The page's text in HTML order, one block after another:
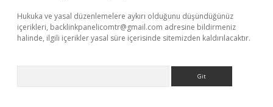
Hukuka ve yasal düzenlemelere aykırı olduğunu düşündüğünüz
içerikleri, backlinkpanelicomtr@gmail.com adresine bildirmeniz
halinde, ilgili içerikler yasal süre içerisinde sitemizden kaldırılacaktır.